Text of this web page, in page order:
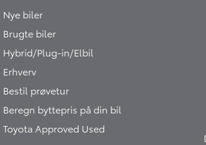
Nye biler
Brugte biler
Hybrid/Plug-in/Elbil
Erhverv
Bestil prøvetur
Beregn byttepris på din bil
Toyota Approved Used